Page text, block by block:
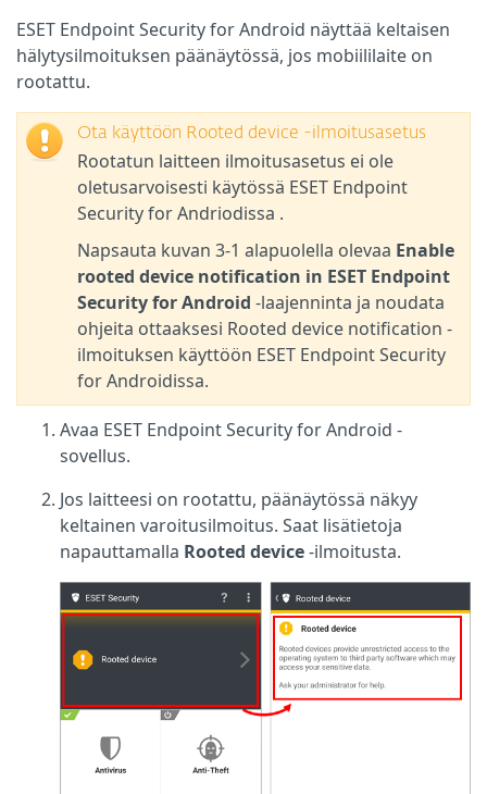
ESET Endpoint Security for Android näyttää keltaisen
hälytysilmoituksen päänäytössä, jos mobiililaite on
rootattu.
Ota käyttöön Rooted device -ilmoitusasetus
Rootatun laitteen ilmoitusasetus ei ole
oletusarvoisesti käytössä ESET Endpoint
Security for Andriodissa .
Napsauta kuvan 3-1 alapuolella olevaa Enable
rooted device notification in ESET Endpoint
Security for Android -laajenninta ja noudata
ohjeita ottaaksesi Rooted device notification -
ilmoituksen käyttöön ESET Endpoint Security
for Androidissa.
Avaa ESET Endpoint Security for Android -
sovellus.
Jos laitteesi on rootattu, päänäytössä näkyy
keltainen varoitusilmoitus. Saat lisätietoja
napauttamalla Rooted device-ilmoitusta.